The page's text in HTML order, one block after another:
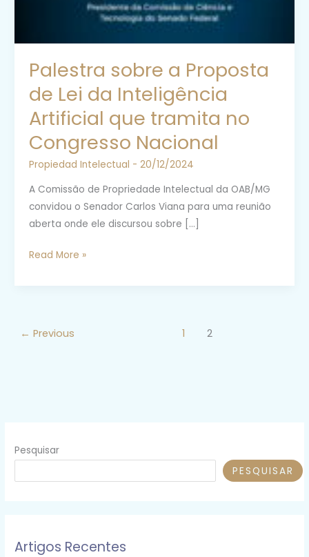
Palestra sobre a Proposta
de Lei da Inteligência
Artificial que tramita no
Congresso Nacional
Propiedad Intelectual - 20/12/2024
A Comissão de Propriedade Intelectual da OAB/MG
convidou o Senador Carlos Viana para uma reunião
aberta onde ele discursou sobre […]
Palestra
a
Lei
Congresso
Nacional
Read More »
← Previous 1 2
Pesquisar
PESQUISAR
Artigos Recentes